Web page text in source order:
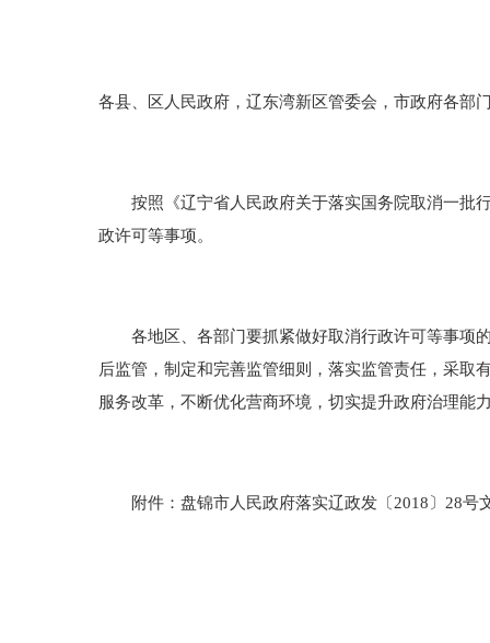
各县、区人民政府，辽东湾新区管委会，市政府各部
按照《辽宁省人民政府关于落实国务院取消一批行
政许可等事项。
各地区、各部门要抓紧做好取消行政许可等事项的
后监管，制定和完善监管细则，落实监管责任，采取
服务改革，不断优化营商环境，切实提升政府治理能
附件：盘锦市人民政府落实辽政发〔2018〕28号